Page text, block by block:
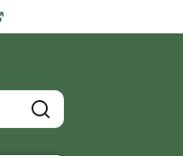
Sök
supportlänkar